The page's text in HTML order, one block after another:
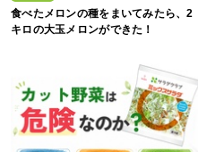
食べたメロンの種をまいてみたら、2
キロの大玉メロンができた！